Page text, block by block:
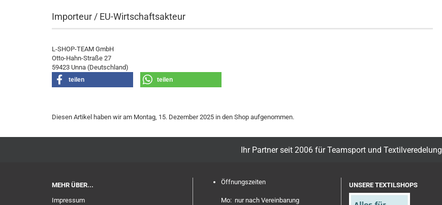
Importeur / EU-Wirtschaftsakteur
L-SHOP-TEAM GmbH
Otto-Hahn-Straße 27
59423 Unna (Deutschland)
teilen teilen
Diesen Artikel haben wir am Montag, 15. Dezember 2025 in den Shop aufgenommen.
Ihr Partner seit 2006 für Teamsport und Textilveredelung
MEHR ÜBER...
Impressum
Öffnungszeiten
Mo: nur nach Vereinbarung
UNSERE TEXTILSHOPS